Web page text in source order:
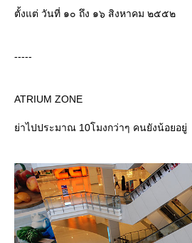
ตั้งแต่ วันที่ ๑๐ ถึง ๑๖ สิงหาคม ๒๕๕๒
-----
ATRIUM ZONE
่าไปประมาณ 10โมงกว่าๆ คนยังน้อยอยู่